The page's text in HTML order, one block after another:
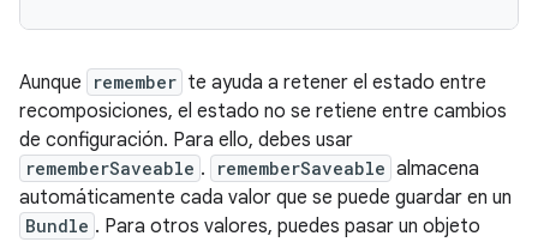
Aunque remember te ayuda a retener el estado entre
recomposiciones, el estado no se retiene entre cambios
de configuración. Para ello, debes usar
rememberSaveable . rememberSaveable almacena
automáticamente cada valor que se puede guardar en un
Bundle . Para otros valores, puedes pasar un objeto